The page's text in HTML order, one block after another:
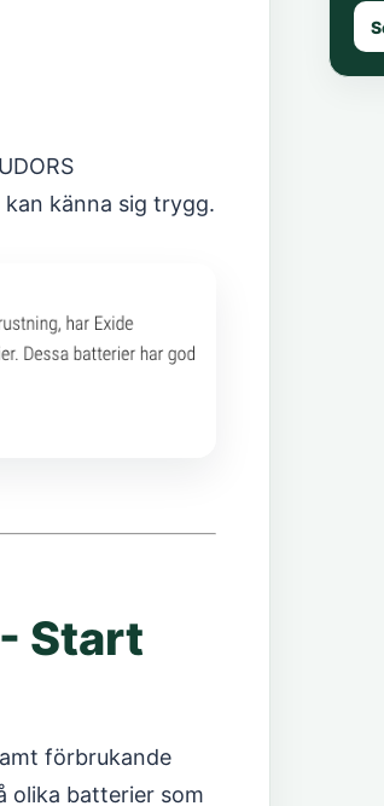
känna sig trygg.
Start
förbrukande
olika batterier som